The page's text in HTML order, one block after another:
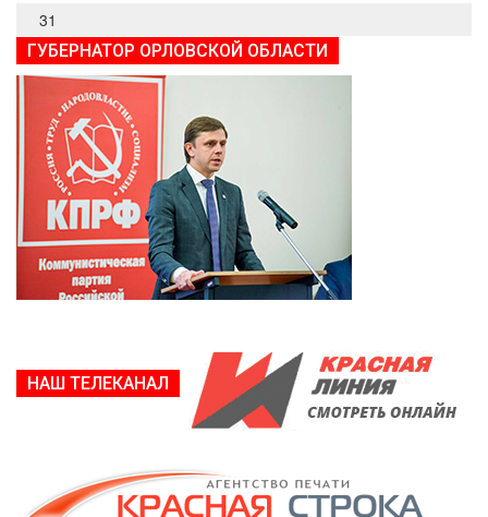
31
ГУБЕРНАТОР ОРЛОВСКОЙ ОБЛАСТИ
НАШ ТЕЛЕКАНАЛ